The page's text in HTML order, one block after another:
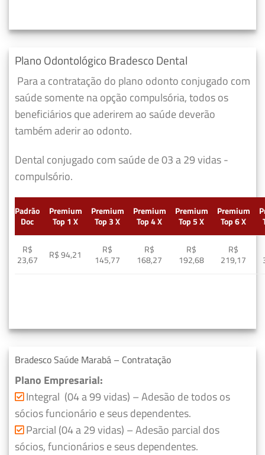
Plano Odontológico Bradesco Dental
Para a contratação do plano odonto conjugado com
saúde somente na opção compulsória, todos os
beneficiários que aderirem ao saúde deverão
também aderir ao odonto.
Dental conjugado com saúde de 03 a 29 vidas -
compulsório.
Padrão
Doc
Premium
Top 1 X
Premium
Top 3 X
Premium
Top 4 X
Premium
Top 5 X
Premium
Top 6 X
R$
23,67
R$ 94,21
R$
145,77
R$
168,27
R$
192,68
R$
219,17
Bradesco Saúde Marabá – Contratação
Plano Empresarial:
Integral (04 a 99 vidas) – Adesão de todos os
sócios funcionário e seus dependentes.
Parcial (04 a 29 vidas) – Adesão parcial dos
sócios, funcionários e seus dependentes.